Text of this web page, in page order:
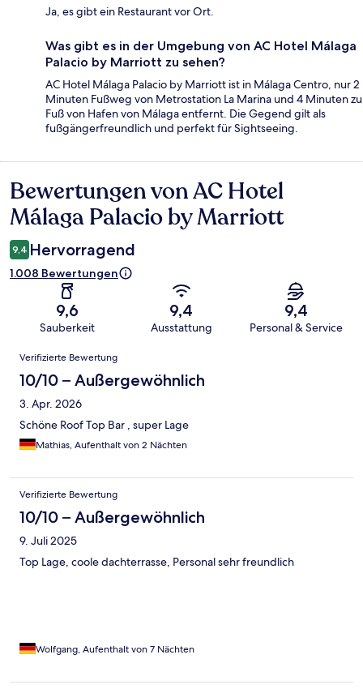
Ja, es gibt ein Restaurant vor Ort.
Was gibt es in der Umgebung von AC Hotel Málaga
Palacio by Marriott zu sehen?
AC Hotel Málaga Palacio by Marriott ist in Málaga Centro, nur 2
Minuten Fußweg von Metrostation La Marina und 4 Minuten zu
Fuß von Hafen von Málaga entfernt. Die Gegend gilt als
fußgängerfreundlich und perfekt für Sightseeing.
Bewertungen
Bewertungen von AC Hotel
Málaga Palacio by Marriott
9,4 Hervorragend
1.008 Bewertungen
9,6
Sauberkeit
9,4
Ausstattung
9,4
Personal & Service
Bewertungen
Verifizierte Bewertung
10/10 – Außergewöhnlich
3. Apr. 2026
Schöne Roof Top Bar , super Lage
Mathias, Aufenthalt von 2 Nächten
Verifizierte Bewertung
10/10 – Außergewöhnlich
9. Juli 2025
Top Lage, coole dachterrasse, Personal sehr freundlich
Wolfgang, Aufenthalt von 7 Nächten